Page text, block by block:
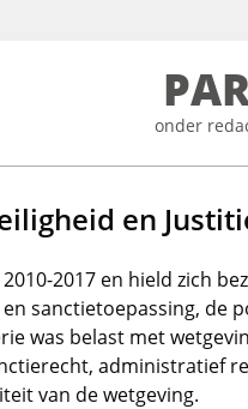
onder
en
2017 en hield zich
sanctietoepassing, de
was belast met
administratief
van de wetgeving.